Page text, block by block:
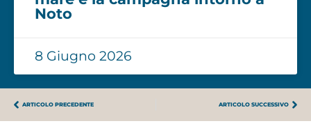
Noto
8 Giugno 2026
ARTICOLO PRECEDENTE ARTICOLO SUCCESSIVO